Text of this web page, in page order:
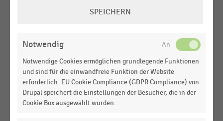
DEUTSCHSPRACHIGER EINZELHANDEL
STATISTIK
Geplante Präventionsmaßnahmen gegen
Inventurdifferenzen im deutschen Einzelhandel
(2026)
DEUTSCHSPRACHIGER EINZELHANDEL
SPEICHERN
Notwendig
Notwendige Cookies ermöglichen grundlegende Funktionen
und sind für die einwandfreie Funktion der Website
erforderlich. EU Cookie Compliance (GDPR Compliance) von
Drupal speichert die Einstellungen der Besucher, die in der
Cookie Box ausgewählt wurden.